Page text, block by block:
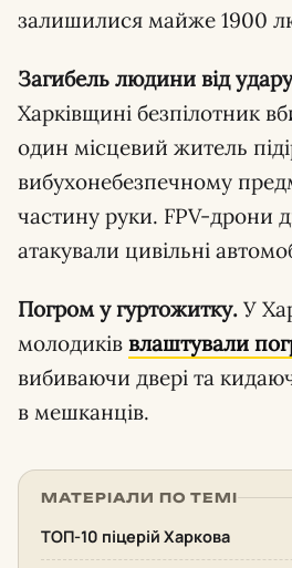
залишилися майже 1900
Загибель людини від
Харківщині безпілотник
один місцевий житель
вибухонебезпечному
частину руки. FPV-дрони
атакували цивільні
Погром у гуртожитку. У
молодиків влаштували
вибиваючи двері та
в мешканців.
МАТЕРІАЛИ ПО ТЕМІ
ТОП-10 піцерій Харкова